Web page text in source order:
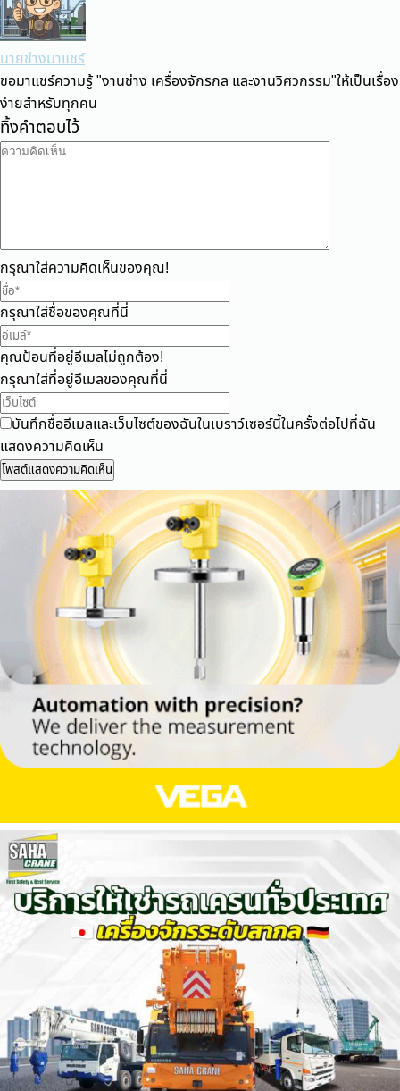
นายช่างมาแชร์
ขอมาแชร์ความรู้ "งานช่าง เครื่องจักรกล และงานวิศวกรรม"ให้เป็นเรื่อง
ง่ายสำหรับทุกคน
ทิ้งคำตอบไว้
กรุณาใส่ความคิดเห็นของคุณ!
กรุณาใส่ชื่อของคุณที่นี่
คุณป้อนที่อยู่อีเมลไม่ถูกต้อง!
กรุณาใส่ที่อยู่อีเมลของคุณที่นี่
บันทึกชื่ออีเมลและเว็บไซต์ของฉันในเบราว์เซอร์นี้ในครั้งต่อไปที่ฉัน
แสดงความคิดเห็น